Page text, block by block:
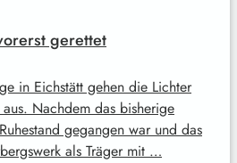
gerettet
in Eichstätt gehen die Lichter
Nachdem das bisherige
gegangen war und das
als Träger mit …